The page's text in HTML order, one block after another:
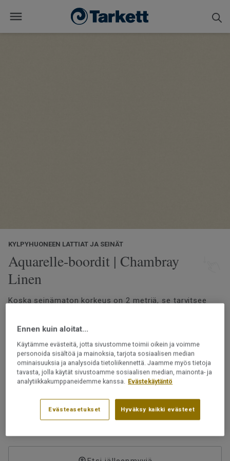
KYLPYHUONEEN LATTIAT JA SEINÄT
Aquarelle-boordit | Chambray
Linen
Koska seinämaton korkeus on 2 metriä, se tarvitsee
samanvärisinä tai -kuosisina kuin valittu
seinämateriaali, mikä mahdollistaa yhtenäisen ja
tyylikkään lopputuloksen.
Vaihtoehtoisesti kokonaan valkoinen boordi luo
raikkaan ja harmonisen ilmeen erityisesti silloin, kun
katto on valkoinen.
Boordi ja seinät valmistetaan eri aikoina, joten sävyissä
voi olla eroja. Päällysteet saa asentaa märkätiloihin
Lue lisää
Vedenkestävä design
Lankahitsataan
Ennen kuin aloitat...
Käytämme evästeitä, jotta sivustomme toimii oikein ja voimme
personoida sisältöä ja mainoksia, tarjota sosiaalisen median
ominaisuuksia ja analysoida tietoliikennettä. Jaamme myös tietoja
tavasta, jolla käytät sivustoamme sosiaalisen median, mainonta- ja
analytiikkakumppaneidemme kanssa. Evästekäytäntö
Evästeasetukset Hyväksy kaikki evästeet